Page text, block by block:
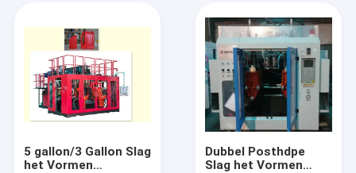
5 gallon/3 Gallon Slag
het Vormen
Dubbel Posthdpe
Slag het Vormen